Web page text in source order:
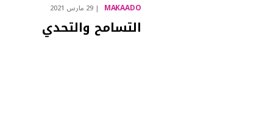
MAKAADO 29 مارس 2021
التسامح والتحدي